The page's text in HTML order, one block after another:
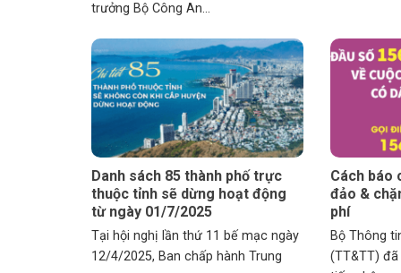
trưởng Bộ Công An...
Danh sách 85 thành phố trực
thuộc tỉnh sẽ dừng hoạt động
từ ngày 01/7/2025
Tại hội nghị lần thứ 11 bế mạc ngày
12/4/2025, Ban chấp hành Trung
Cách báo
đảo &
phí
Bộ Thông
(TT&TT)